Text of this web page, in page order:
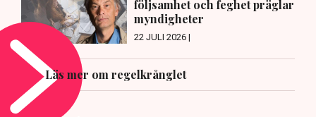
följsamhet och feghet präglar
myndigheter
22 JULI 2026 |
Läs mer om regelkrånglet